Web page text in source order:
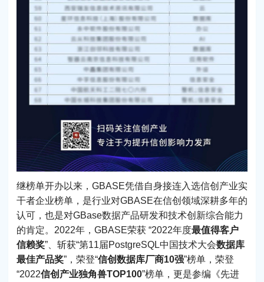
继榜单开办以来，GBASE凭借自身接连入选信创产业实
干者企业榜单，是行业对GBASE在信创领域深耕多年的
认可，也是对GBase数据产品研发和技术创新综合能力
的肯定。2022年，GBASE荣获 “2022年度最值得客户
信赖奖”、斩获“第11届PostgreSQL中国技术大会数据库
最佳产品奖”，荣登“信创数据库厂商10强”榜单，荣登
“2022信创产业独角兽TOP100”榜单，更是参编《先进